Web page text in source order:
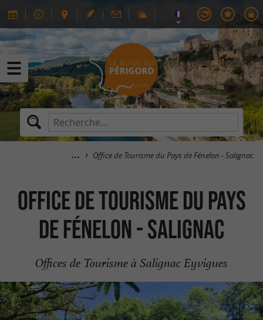
Office de Tourisme du Pays de Fénelon - Salignac
Office de Tourisme du Pays
de Fénelon - Salignac
Offices de Tourisme à Salignac Eyvigues